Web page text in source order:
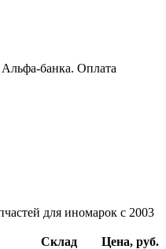
банка. Оплата
для иномарок с 2003
Склад
Цена, руб.